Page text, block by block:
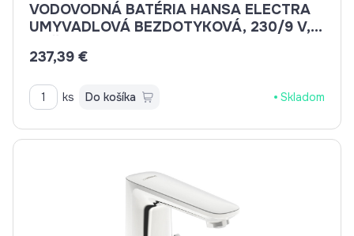
VODOVODNÁ BATÉRIA HANSA ELECTRA
UMYVADLOVÁ BEZDOTYKOVÁ, 230/9 V,
237,39 €
ks Do košíka Skladom